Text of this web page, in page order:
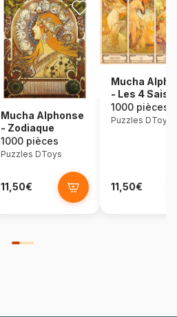
Mucha Alphonse
- Zodiaque
1000 pièces
Puzzles DToys
11,50€
Mucha
- Les 4
1000 pièces
Puzzles DToys
11,50€